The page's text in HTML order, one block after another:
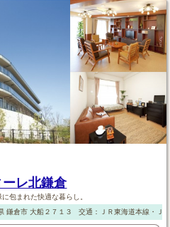
レ北鎌倉
包まれた快適な暮らし。
鎌倉市大船２７１３ 交通：ＪＲ東海道本線・Ｊ